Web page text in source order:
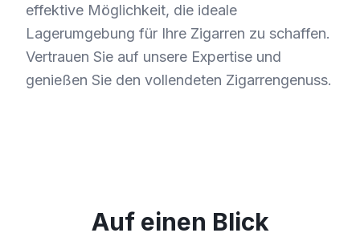
effektive Möglichkeit, die ideale
Lagerumgebung für Ihre Zigarren zu schaffen.
Vertrauen Sie auf unsere Expertise und
genießen Sie den vollendeten Zigarrengenuss.
Auf einen Blick